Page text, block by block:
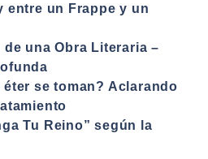
entre un Frappe y un
una Obra Literaria –
se toman? Aclarando
Tu Reino” según la